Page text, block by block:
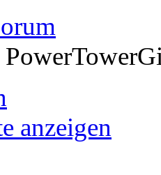
anzeigen